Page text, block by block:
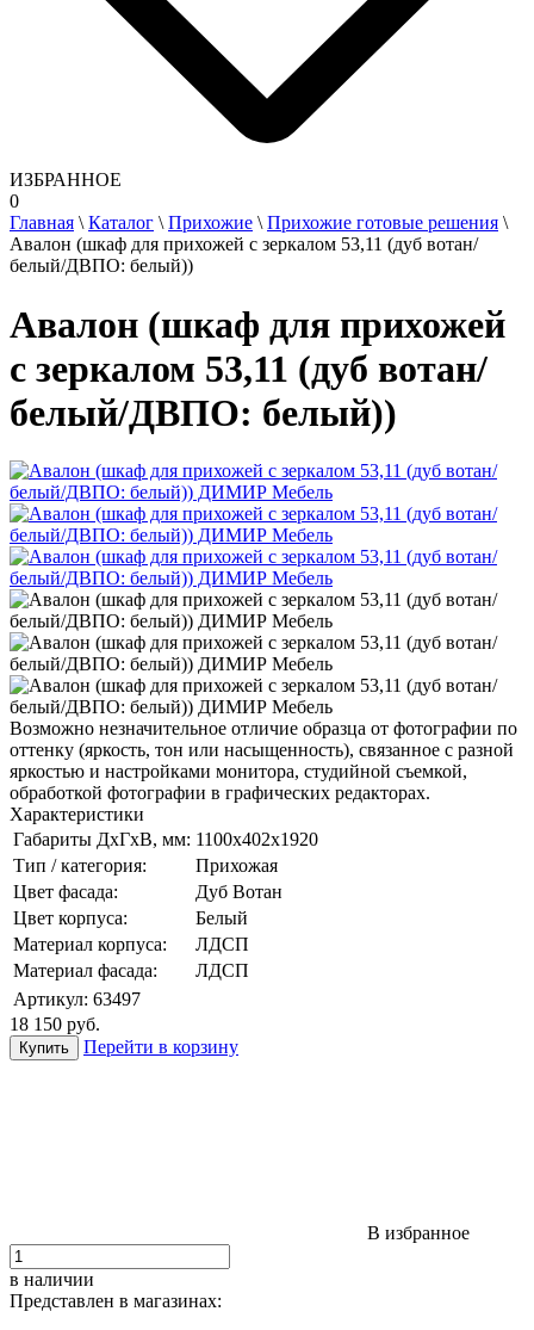
ИЗБРАННОЕ
0
Главная \Каталог \Прихожие \Прихожие готовые решения \
Авалон (шкаф для прихожей с зеркалом 53,11 (дуб вотан/
белый/ДВПО: белый))
Авалон (шкаф для прихожей
с зеркалом 53,11 (дуб вотан/
белый/ДВПО: белый))
Возможно незначительное отличие образца от фотографии по
оттенку (яркость, тон или насыщенность), связанное с разной
яркостью и настройками монитора, студийной съемкой,
обработкой фотографии в графических редакторах.
Характеристики
Габариты ДхГхВ, мм: 1100х402x1920
Тип / категория:
Прихожая
Цвет фасада:
Дуб Вотан
Цвет корпуса:
Белый
Материал корпуса:
ЛДСП
Материал фасада:
ЛДСП
Артикул: 63497
18 150 руб.
Перейти в корзину
В избранное
в наличии
Представлен в магазинах: